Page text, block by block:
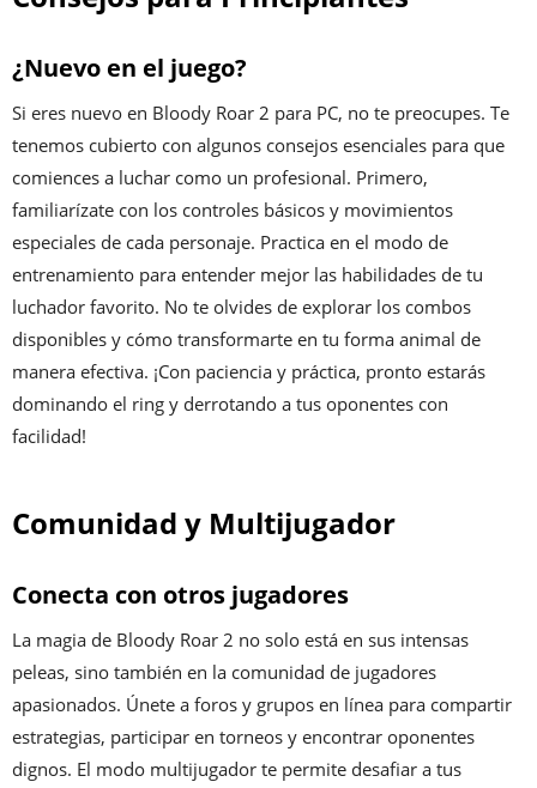
¿Nuevo en el juego?
Si eres nuevo en Bloody Roar 2 para PC, no te preocupes. Te
tenemos cubierto con algunos consejos esenciales para que
comiences a luchar como un profesional. Primero,
familiarízate con los controles básicos y movimientos
especiales de cada personaje. Practica en el modo de
entrenamiento para entender mejor las habilidades de tu
luchador favorito. No te olvides de explorar los combos
disponibles y cómo transformarte en tu forma animal de
manera efectiva. ¡Con paciencia y práctica, pronto estarás
dominando el ring y derrotando a tus oponentes con
facilidad!
Comunidad y Multijugador
Conecta con otros jugadores
La magia de Bloody Roar 2 no solo está en sus intensas
peleas, sino también en la comunidad de jugadores
apasionados. Únete a foros y grupos en línea para compartir
estrategias, participar en torneos y encontrar oponentes
dignos. El modo multijugador te permite desafiar a tus